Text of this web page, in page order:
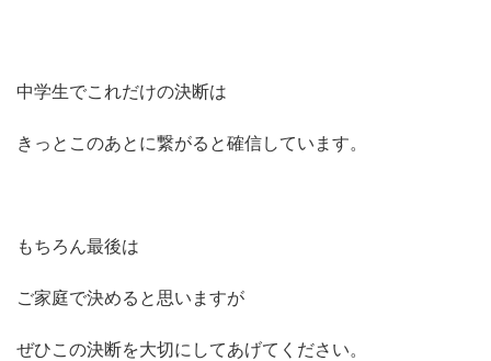
中学生でこれだけの決断は
きっとこのあとに繋がると確信しています。
もちろん最後は
ご家庭で決めると思いますが
ぜひこの決断を大切にしてあげてください。